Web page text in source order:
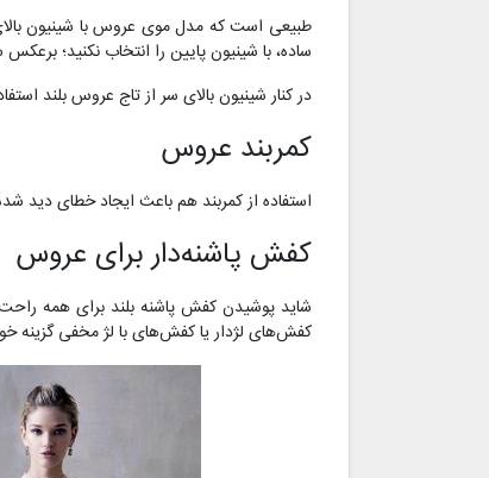
طبیعی است که مدل موی عروس با شینیون
ساده، با شینیون پایین را انتخاب نکنید؛
در کنار شینیون بالای سر از تاج عروس بلند
کمربند عروس
استفاده از کمربند هم باعث ایجاد خطای دید
کفش پاشنه‌دار برای عروس
شاید پوشیدن کفش پاشنه بلند برای همه راحت
کفش‌های لژدار یا کفش‌های با لژ مخفی گزینه